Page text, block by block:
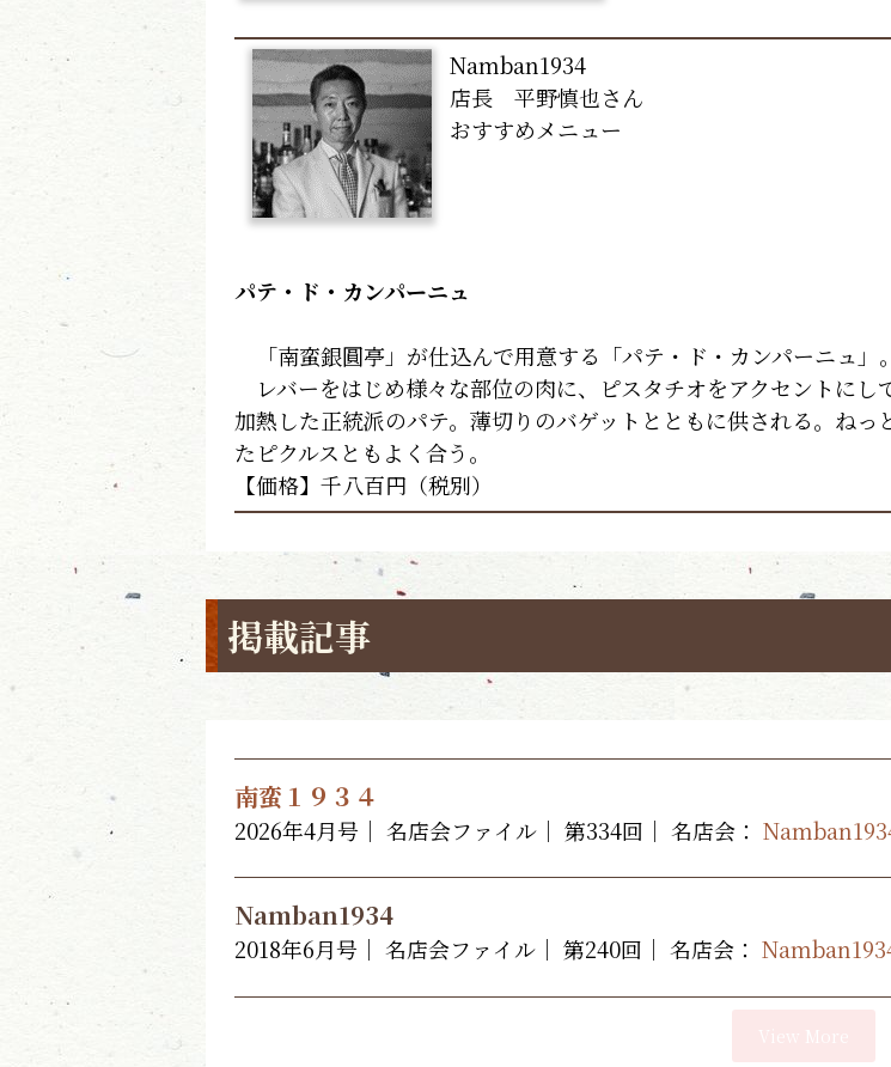
Namban1934
店長 平野慎也さん
おすすめメニュー
パテ・ド・カンパーニュ
「南蛮銀圓亭」が仕込んで用意する「パテ・ド・カンパーニュ」。
レバーをはじめ様々な部位の肉に、ピスタチオをアクセントにし
加熱した正統派のパテ。薄切りのバゲットとともに供される。ねっ
たピクルスともよく合う。
【価格】千八百円（税別）
掲載記事
南蛮１９３４
2026年4月号｜ 名店会ファイル｜ 第334回｜ 名店会：
Namban1934
2018年6月号｜ 名店会ファイル｜ 第240回｜ 名店会：